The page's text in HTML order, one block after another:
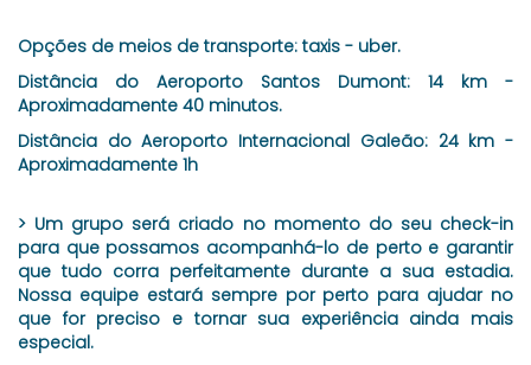
Opções de meios de transporte: taxis - uber.
Distância do Aeroporto Santos Dumont: 14 km -
Aproximadamente 40 minutos.
Distância do Aeroporto Internacional Galeão: 24 km -
Aproximadamente 1h
> Um grupo será criado no momento do seu check-in
para que possamos acompanhá-lo de perto e garantir
que tudo corra perfeitamente durante a sua estadia.
Nossa equipe estará sempre por perto para ajudar no
que for preciso e tornar sua experiência ainda mais
especial.